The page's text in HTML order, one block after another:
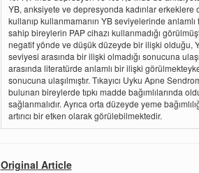
YB, anksiyete ve depresyonda kadınlar erkeklere
kullanıp kullanmamanın YB seviyelerinde
sahip bireylerin PAP cihazı kullanmadığı
negatif yönde ve düşük düzeyde bir ilişki olduğu,
seviyesi arasında bir ilişki olmadığı sonucuna
arasında literatürde anlamlı bir ilişki
sonucuna ulaşılmıştır. Tıkayıcı Uyku Apne
bulunan bireylerde tıpkı madde bağımlılarında
sağlanmalıdır. Ayrıca orta düzeyde yeme
artırıcı bir etken olarak görülebilmektedir.
Original Article